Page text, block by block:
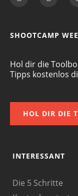
SHOOTCAMP
Hol dir die
Tipps kostenlos
HOL DIR DIE
INTERESSANT
Die 5 Schritte